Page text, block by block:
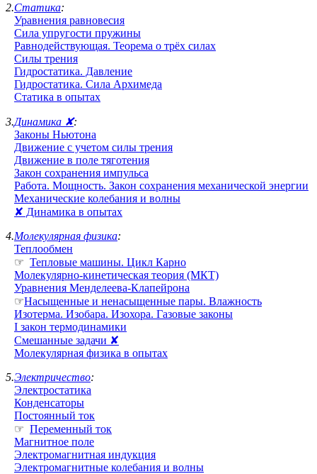
2.Статика:
Уравнения равновесия
Сила упругости пружины
Равнодействующая. Теорема о трёх силах
Силы трения
Гидростатика. Давление
Гидростатика. Сила Архимеда
Статика в опытах
3.Динамика ✘:
Законы Ньютона
Движение с учетом силы трения
Движение в поле тяготения
Закон сохранения импульса
Работа. Мощность. Закон сохранения механической энергии
Механические колебания и волны
✘ Динамика в опытах
4.Молекулярная физика:
Теплообмен
☞ Тепловые машины. Цикл Карно
Молекулярно-кинетическая теория (МКТ)
Уравнения Менделеева-Клапейрона
☞Насыщенные и ненасыщенные пары. Влажность
Изотерма. Изобара. Изохора. Газовые законы
I закон термодинамики
Смешанные задачи ✘
Молекулярная физика в опытах
5.Электричество:
Электростатика
Конденсаторы
Постоянный ток
☞ Переменный ток
Магнитное поле
Электромагнитная индукция
Электромагнитные колебания и волны